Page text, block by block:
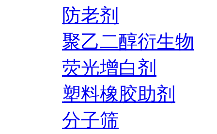
防老剂
聚乙二醇衍生物
荧光增白剂
塑料橡胶助剂
分子筛